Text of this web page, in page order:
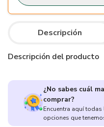
Descripción
Descripción del producto
¿No sabes cuál
comprar?
Encuentra aquí todas
opciones que